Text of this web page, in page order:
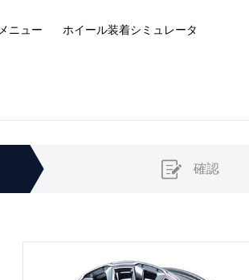
メニュー ホイール装着シミュレータ
確認